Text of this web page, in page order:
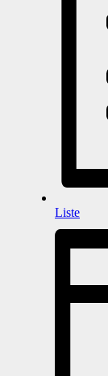
Liste